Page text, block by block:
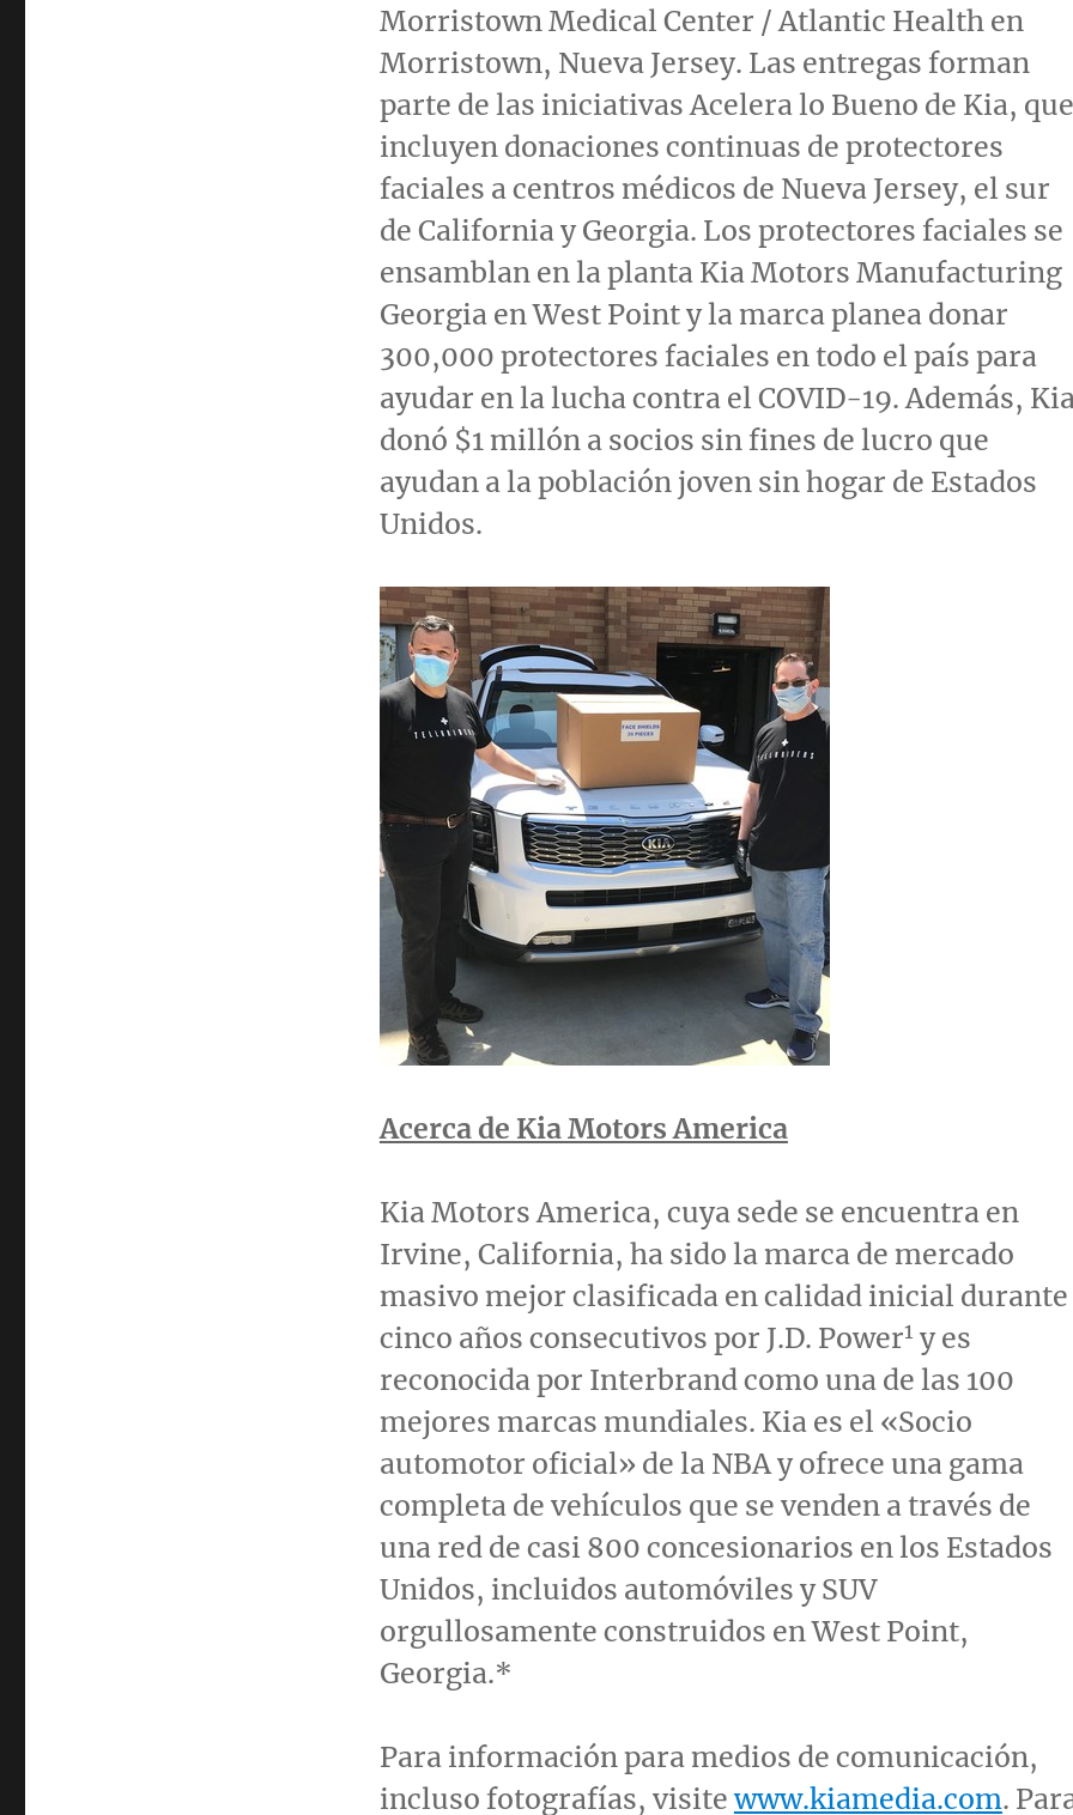
Morristown Medical Center / Atlantic Health en
Morristown, Nueva Jersey. Las entregas forman
parte de las iniciativas Acelera lo Bueno de Kia, que
incluyen donaciones continuas de protectores
faciales a centros médicos de Nueva Jersey, el sur
de Californiay Georgia. Los protectores faciales se
ensamblan en la planta Kia Motors Manufacturing
Georgia enWest Pointy la marca planea donar
300,000 protectores faciales en todo el país para
ayudar en la lucha contra el COVID-19. Además,
donó $1millón a socios sin fines de lucro que
ayudan a la población joven sin hogar de Estados
Unidos.
Acerca de Kia Motors America
Kia Motors America, cuya sede se encuentra en
Irvine, California, ha sido la marca de mercado
masivo mejor clasificada en calidad inicial durante
cinco años consecutivos por J.D. Power1y es
reconocida por Interbrand como una de las 100
mejores marcas mundiales. Kia es el «Socio
automotor oficial» de la NBA y ofrece una gama
completa de vehículos que se venden a través de
una red de casi 800 concesionarios en los Estados
Unidos, incluidos automóviles y SUV
orgullosamente construidos enWest Point,
Georgia.*
Para información para medios de comunicación,
incluso fotografías, visitewww.kiamedia.com.